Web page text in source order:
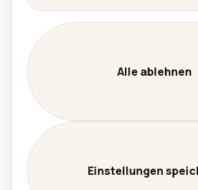
Unternehmen
Unternehmen
Leistungen
Kontakt
Karriere
Datenschutz
Impressum
Alle ablehnen
Einstellungen